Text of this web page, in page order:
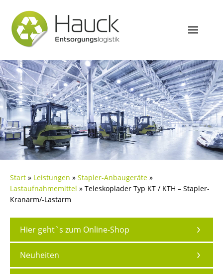
Start » Leistungen » Stapler-Anbaugeräte »
Lastaufnahmemittel » Teleskoplader Typ KT / KTH – Stapler-
Kranarm/-Lastarm
Hier geht`s zum Online-Shop
Neuheiten